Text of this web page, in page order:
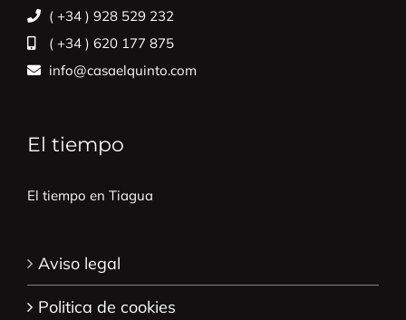
( +34 ) 928 529 232
( +34 ) 620 177 875
info@casaelquinto.com
El tiempo
El tiempo en Tiagua
Aviso legal
Politica de cookies